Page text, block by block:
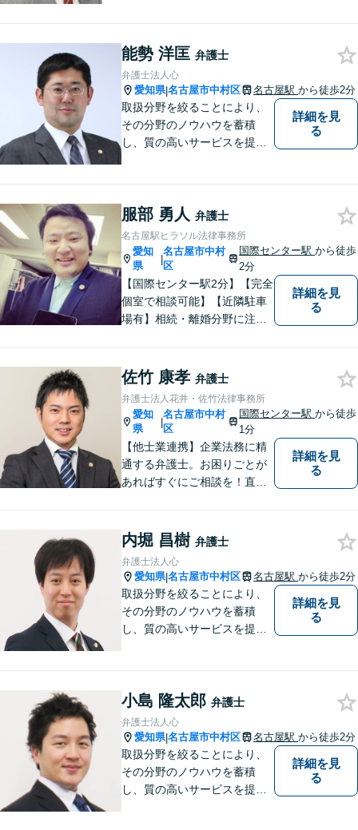
す。一人で悩みを抱え込ま
ず、一緒に解決の道を考えて
いきましょう！【Web相談
可】
能勢 洋匡 弁護士
弁護士法人心
愛知県|名古屋市中村区 名古屋駅 から徒歩2分
取扱分野を絞ることにより、
その分野のノウハウを蓄積
し、質の高いサービスを提供
相談ください。
詳細を見
る
服部 勇人 弁護士
名古屋駅ヒラソル法律事務所
愛知
県
|
名古屋市中村
区
国際センター駅から徒歩
2分
【国際センター駅2分】【完全
個室で相談可能】【近隣駐車
場有】相続・離婚分野に注力
続の専門家と呼ばれる税理士
の登録もしています。頼れ
る、身近な法律事務所を目指
しています。ぜひ、ご相談く
ださい。
詳細を見
る
佐竹 康孝 弁護士
弁護士法人花井・佐竹法律事務所
愛知
県
|
名古屋市中村
区
国際センター駅から徒歩
1分
【他士業連携】企業法務に精
通する弁護士。お困りごとが
あればすぐにご相談を！直面
務所には無いリーガルサービ
スを提供したいという思い
で、日々挑戦してまいりま
す。【土日夜間対応】
詳細を見
る
内堀 昌樹 弁護士
弁護士法人心
愛知県|名古屋市中村区 名古屋駅 から徒歩2分
取扱分野を絞ることにより、
その分野のノウハウを蓄積
し、質の高いサービスを提供
相談ください。
詳細を見
る
小島 隆太郎 弁護士
弁護士法人心
愛知県|名古屋市中村区 名古屋駅 から徒歩2分
取扱分野を絞ることにより、
その分野のノウハウを蓄積
し、質の高いサービスを提供
詳細を見
る